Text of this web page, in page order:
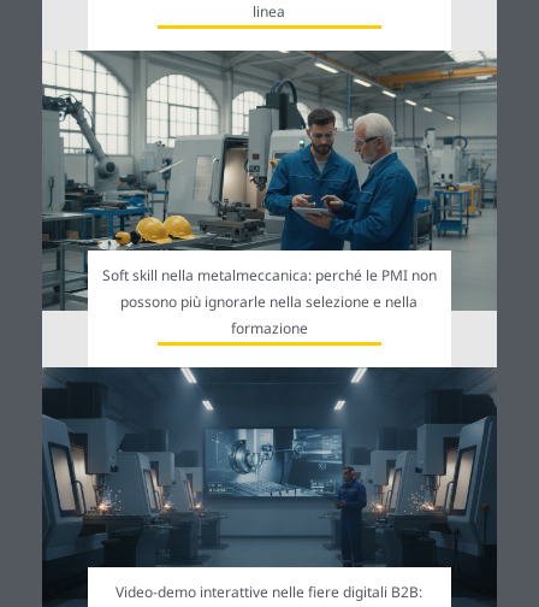
linea
Soft skill nella metalmeccanica: perché le PMI non
possono più ignorarle nella selezione e nella
formazione
Video-demo interattive nelle fiere digitali B2B: